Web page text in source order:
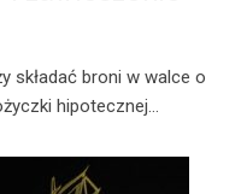
składać broni w walce o
hipotecznej…